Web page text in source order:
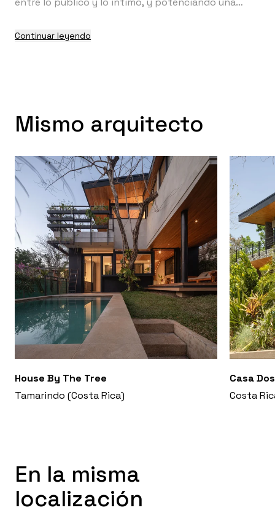
constante diálogo con la naturaleza.
Continuar leyendo
Mismo arquitecto
House By The Tree
Tamarindo (Costa Rica)
Casa
Costa
En la misma
localización